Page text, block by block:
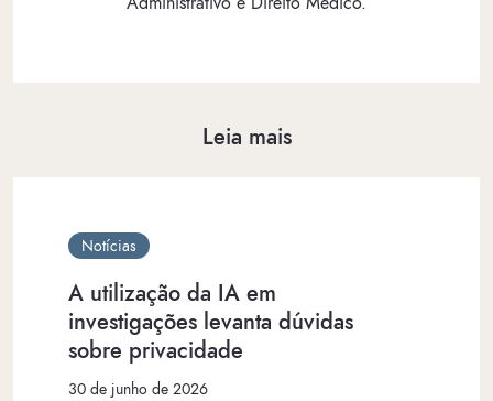
Leia mais
Notícias
A utilização da IA em
investigações levanta dúvidas
sobre privacidade
30 de junho de 2026